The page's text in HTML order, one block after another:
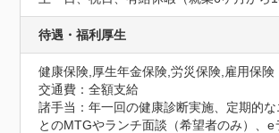
待遇・福利厚生
健康保険,厚生年金保険,労災保険,雇用保険
交通費：全額支給
諸手当：年一回の健康診断実施、定期的な
とのMTGやランチ面談（希望者のみ）、e